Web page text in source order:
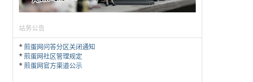
站务公告
*煎蛋网问答分区关闭通知
*煎蛋网社区管理规定
*煎蛋网官方渠道公示